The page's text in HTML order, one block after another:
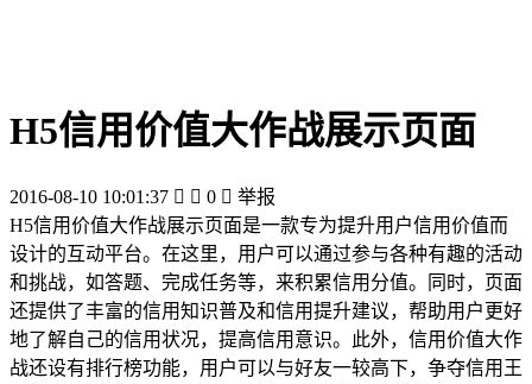
H5信用价值大作战展示页面
2016-08-10 10:01:37   0  举报
H5信用价值大作战展示页面是一款专为提升用户信用价值而
设计的互动平台。在这里，用户可以通过参与各种有趣的活动
和挑战，如答题、完成任务等，来积累信用分值。同时，页面
还提供了丰富的信用知识普及和信用提升建议，帮助用户更好
地了解自己的信用状况，提高信用意识。此外，信用价值大作
战还设有排行榜功能，用户可以与好友一较高下，争夺信用王